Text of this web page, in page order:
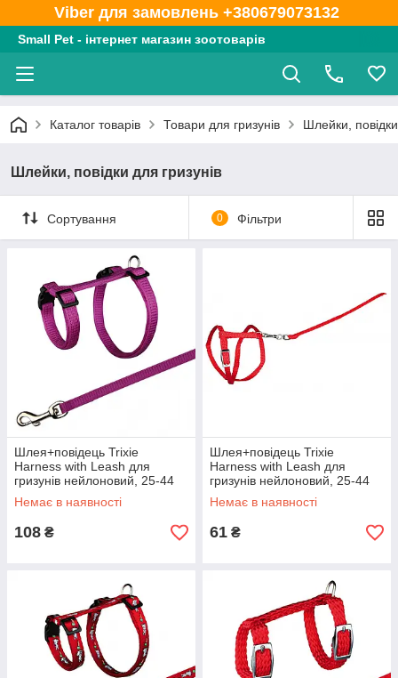
Viber для замовлень +380679073132
Small Pet - інтернет магазин зоотоварів
Каталог товарів Товари для гризунів Шлейки,
Шлейки, повідки для гризунів
Сортування 0 Фільтри
Шлея+повідець Trixie
Harness with Leash для
гризунів нейлоновий, 25-44
см
Немає в наявності
108 ₴
Шлея+повідець Trixie
Harness with Leash для
гризунів нейлоновий, 25-44
см
Немає в наявності
61 ₴